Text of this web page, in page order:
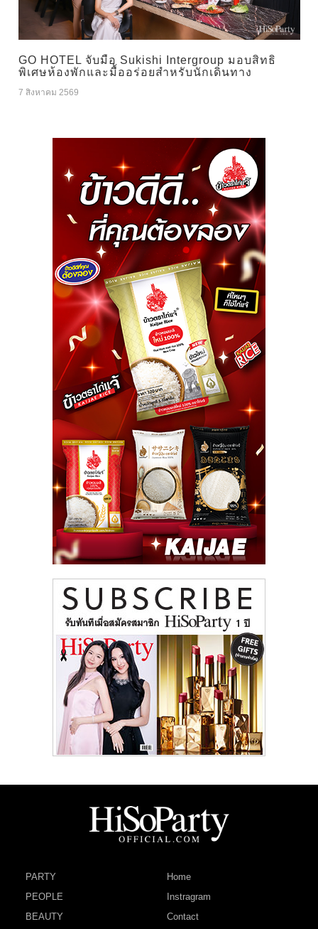
GO HOTEL จับมือ Sukishi Intergroup มอบสิทธิ
พิเศษห้องพักและมื้ออร่อยสำหรับนักเดินทาง
7 สิงหาคม 2569
PARTY
PEOPLE
BEAUTY
Home
Instragram
Contact